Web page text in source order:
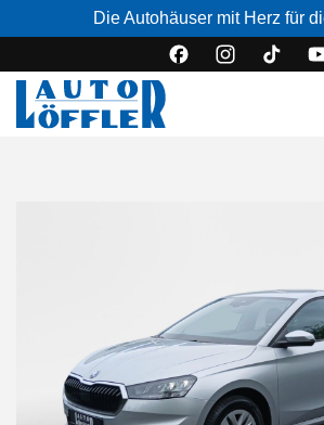
Die Autohäuser mit Herz für